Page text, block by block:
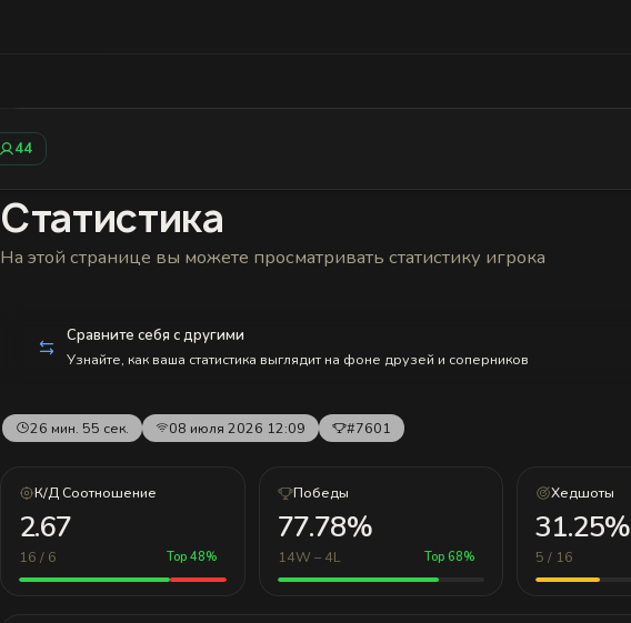
44
Статистика
Статистика
На этой странице вы можете просматривать статистику игрока
Сравните себя с другими
Узнайте, как ваша статистика выглядит на фоне друзей и соперников
26 мин. 55 сек. 08 июля 2026 12:09 #7601
К/Д Соотношение
2.67
16 / 6 Top 48%
Победы
77.78%
14W – 4L Top 68%
Хедшоты
31.25%
5 / 16